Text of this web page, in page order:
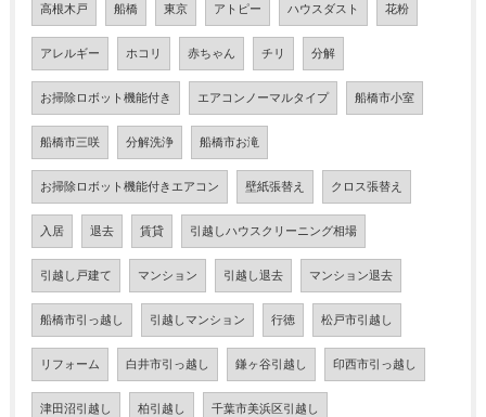
高根木戸 船橋 東京 アトピー ハウスダスト 花粉
アレルギー ホコリ 赤ちゃん チリ 分解
お掃除ロボット機能付き エアコンノーマルタイプ 船橋市小室
船橋市三咲 分解洗浄 船橋市お滝
お掃除ロボット機能付きエアコン 壁紙張替え クロス張替え
入居 退去 賃貸 引越しハウスクリーニング相場
引越し戸建て マンション 引越し退去 マンション退去
船橋市引っ越し 引越しマンション 行徳 松戸市引越し
リフォーム 白井市引っ越し 鎌ヶ谷引越し 印西市引っ越し
津田沼引越し 柏引越し 千葉市美浜区引越し